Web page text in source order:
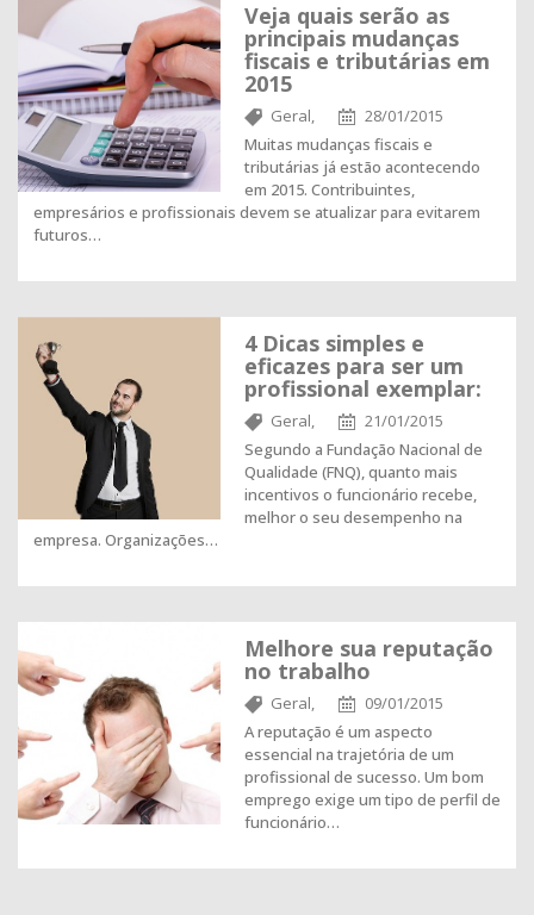
Veja quais serão as
principais mudanças
fiscais e tributárias em
2015
Geral,
28/01/2015
Muitas mudanças fiscais e
tributárias já estão acontecendo
em 2015. Contribuintes,
empresários e profissionais devem se atualizar para evitarem
futuros…
4 Dicas simples e
eficazes para ser um
profissional exemplar:
Geral,
21/01/2015
Segundo a Fundação Nacional de
Qualidade (FNQ), quanto mais
incentivos o funcionário recebe,
melhor o seu desempenho na
empresa. Organizações…
Melhore sua reputação
no trabalho
Geral,
09/01/2015
A reputação é um aspecto
essencial na trajetória de um
profissional de sucesso. Um bom
emprego exige um tipo de perfil de
funcionário…